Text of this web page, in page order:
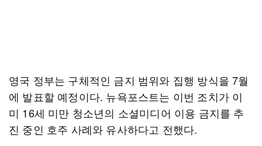
영국 정부는 구체적인 금지 범위와 집행 방식을 7월
에 발표할 예정이다. 뉴욕포스트는 이번 조치가 이
미 16세 미만 청소년의 소셜미디어 이용 금지를 추
진 중인 호주 사례와 유사하다고 전했다.